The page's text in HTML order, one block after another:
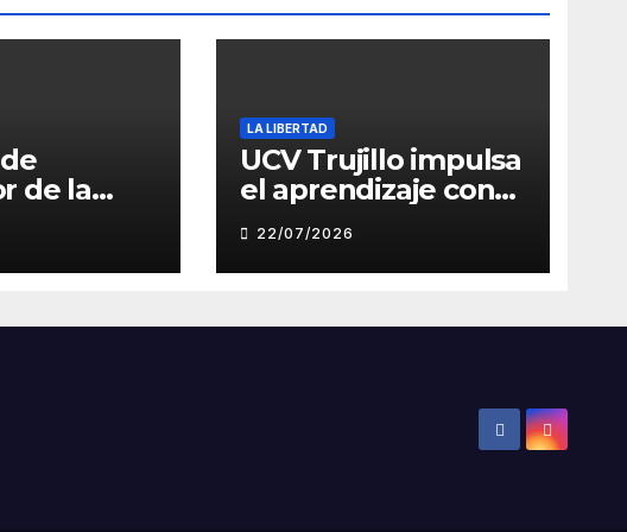
de la
de
León
LA LIBERTAD
UCV Trujillo impulsa
el aprendizaje con
inteligencia artificial
a través de Google
Gemini
22/07/2026